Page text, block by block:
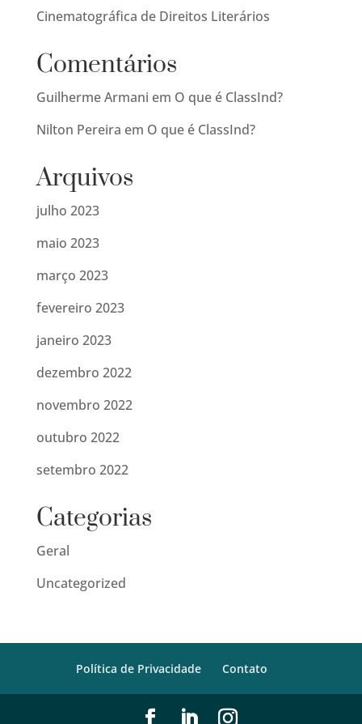
Cinematográfica de Direitos Literários
Comentários
Guilherme Armani em O que é ClassInd?
Nilton Pereira em O que é ClassInd?
Arquivos
julho 2023
maio 2023
março 2023
fevereiro 2023
janeiro 2023
dezembro 2022
novembro 2022
outubro 2022
setembro 2022
Categorias
Geral
Uncategorized
Política de Privacidade Contato